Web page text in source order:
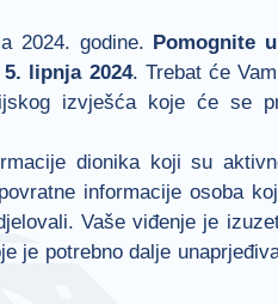
2024. godine. Pomognite
lipnja 2024. Trebat će
izvješća koje će se
dionika koji su
informacije osoba
Vaše viđenje je
je potrebno dalje